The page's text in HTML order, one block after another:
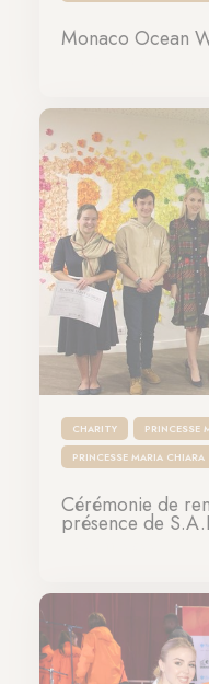
Monaco Ocean
CHARITY
PRINCESSE
PRINCESSE MARIA CHIARA
Cérémonie de
présence de